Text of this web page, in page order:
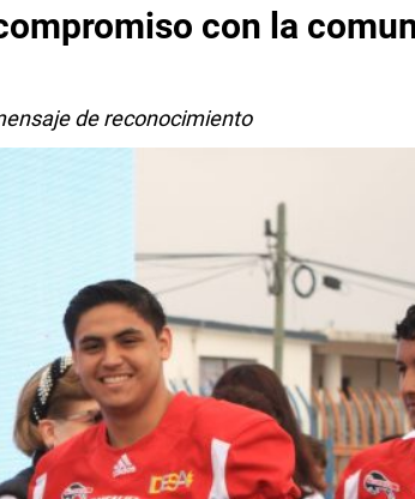
con la
de reconocimiento